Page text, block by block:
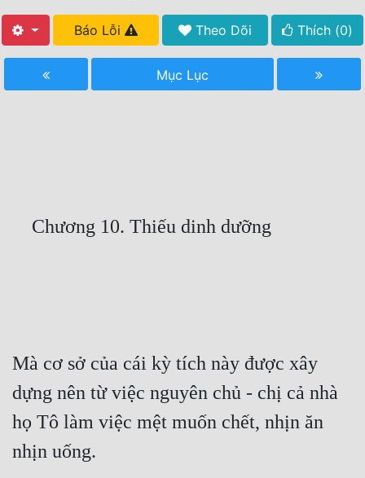
Truyện Mới Ra
Hoàn Thành
Truyện Nhập Môn
Cung Đấu
Cạnh Kỹ
Cổ Tiên Hiệp
Cổ Đại
Báo Lỗi Theo Dõi Thích (0)
Mục Lục
Mà cơ sở của cái kỳ tích này được xây
dựng nên từ việc nguyên chủ - chị cả nhà
họ Tô làm việc mệt muốn chết, nhịn ăn